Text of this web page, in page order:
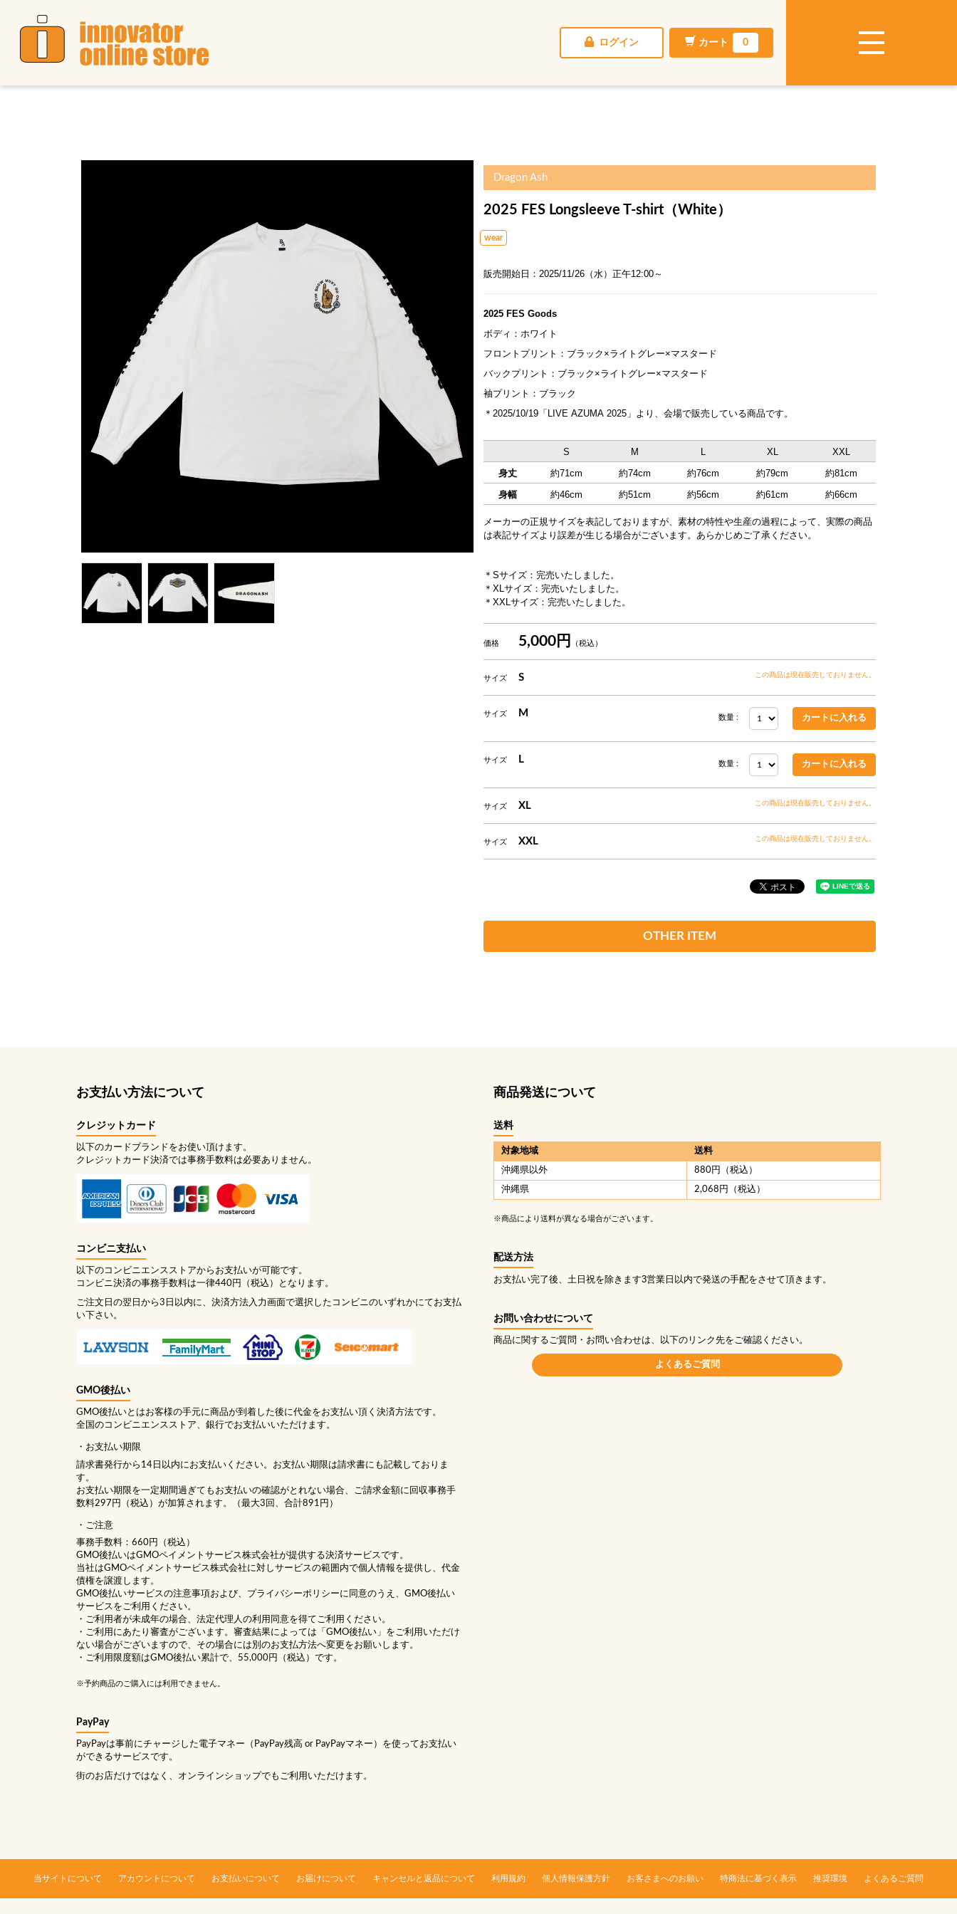
ログイン カート 0
Dragon Ash
2025 FES Longsleeve T-shirt（White）
wear
販売開始日：2025/11/26（水）正午12:00～
2025 FES Goods
ボディ：ホワイト
フロントプリント：ブラック×ライトグレー×マスタード
バックプリント：ブラック×ライトグレー×マスタード
袖プリント：ブラック
＊2025/10/19「LIVE AZUMA 2025」より、会場で販売している商品です。
S M L XL
XXL
身丈
約71cm 約74cm 約76cm 約79cm
約81cm
身幅
約46cm 約51cm 約56cm 約61cm 約66cm
メーカーの正規サイズを表記しておりますが、素材の特性や生産の過程によって、実際の商品
は表記サイズより誤差が生じる場合がございます。あらかじめご了承ください。
＊Sサイズ：完売いたしました。
＊XLサイズ：完売いたしました。
＊XXLサイズ：完売いたしました。
価格 5,000円 （税込）
サイズ S この商品は現在販売しておりません。
サイズ M 数量 :
サイズ L 数量 :
サイズ XL この商品は現在販売しておりません。
サイズ XXL この商品は現在販売しておりません。
OTHER ITEM
お支払い方法について
クレジットカード
以下のカードブランドをお使い頂けます。
クレジットカード決済では事務手数料は必要ありません。
コンビニ支払い
以下のコンビニエンスストアからお支払いが可能です。
コンビニ決済の事務手数料は一律440円（税込）となります。
ご注文日の翌日から3日以内に、決済方法入力画面で選択したコンビニのいずれかにてお支払
い下さい。
GMO後払い
GMO後払いとはお客様の手元に商品が到着した後に代金をお支払い頂く決済方法です。
全国のコンビニエンスストア、銀行でお支払いいただけます。
お支払い期限
請求書発行から14日以内にお支払いください。お支払い期限は請求書にも記載しておりま
す。
お支払い期限を一定期間過ぎてもお支払いの確認がとれない場合、ご請求金額に回収事務手
数料297円（税込）が加算されます。（最大3回、合計891円）
ご注意
事務手数料：660円（税込）
GMO後払いはGMOペイメントサービス株式会社が提供する決済サービスです。
当社はGMOペイメントサービス株式会社に対しサービスの範囲内で個人情報を提供し、代金
債権を譲渡します。
GMO後払いサービスの注意事項および、 プライバシーポリシーに同意のうえ、GMO後払い
サービスをご利用ください。
・ご利用者が未成年の場合、法定代理人の利用同意を得てご利用ください。
・ご利用にあたり審査がございます。審査結果によっては「GMO後払い」をご利用いただけ
ない場合がございますので、その場合には別のお支払方法へ変更をお願いします。
・ご利用限度額はGMO後払い累計で、55,000円（税込）です。
※予約商品のご購入には利用できません。
PayPay
PayPayは事前にチャージした電子マネー（PayPay残高 or PayPayマネー）を使ってお支払い
ができるサービスです。
街のお店だけではなく、オンラインショップでもご利用いただけます。
商品発送について
送料
対象地域 送料
沖縄県以外 880円（税込）
沖縄県 2,068円（税込）
※商品により送料が異なる場合がございます。
配送方法
お支払い完了後、土日祝を除きます3営業日以内で発送の手配をさせて頂きます。
お問い合わせについて
商品に関するご質問・お問い合わせは、以下のリンク先をご確認ください。
よくあるご質問
当サイトについて アカウントについて お支払いについて お届けについて キャンセルと返品について 利用規約 個人情報保護方針 お客さまへのお願い 特商法に基づく表示 推奨環境 よくあるご質問